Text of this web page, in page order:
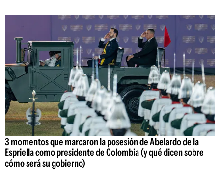
3 momentos que marcaron la posesión de Abelardo de la
Espriella como presidente de Colombia (y qué dicen sobre
cómo será su gobierno)